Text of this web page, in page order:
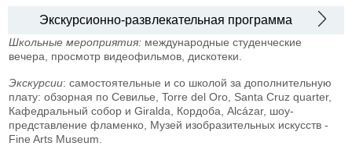
Экскурсионно-развлекательная программа
Школьные мероприятия: международные студенческие
вечера, просмотр видеофильмов, дискотеки.
Экскурсии: самостоятельные и со школой за дополнительную
плату: обзорная по Севилье, Torre del Oro, Santa Cruz quarter,
Кафедральный собор и Giralda, Кордоба, Alcázar, шоу-
представление фламенко, Музей изобразительных искусств -
Fine Arts Museum.